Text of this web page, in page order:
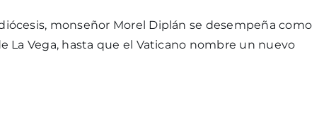
monseñor Morel Diplán se desempeña como
La Vega, hasta que el Vaticano nombre un nuevo